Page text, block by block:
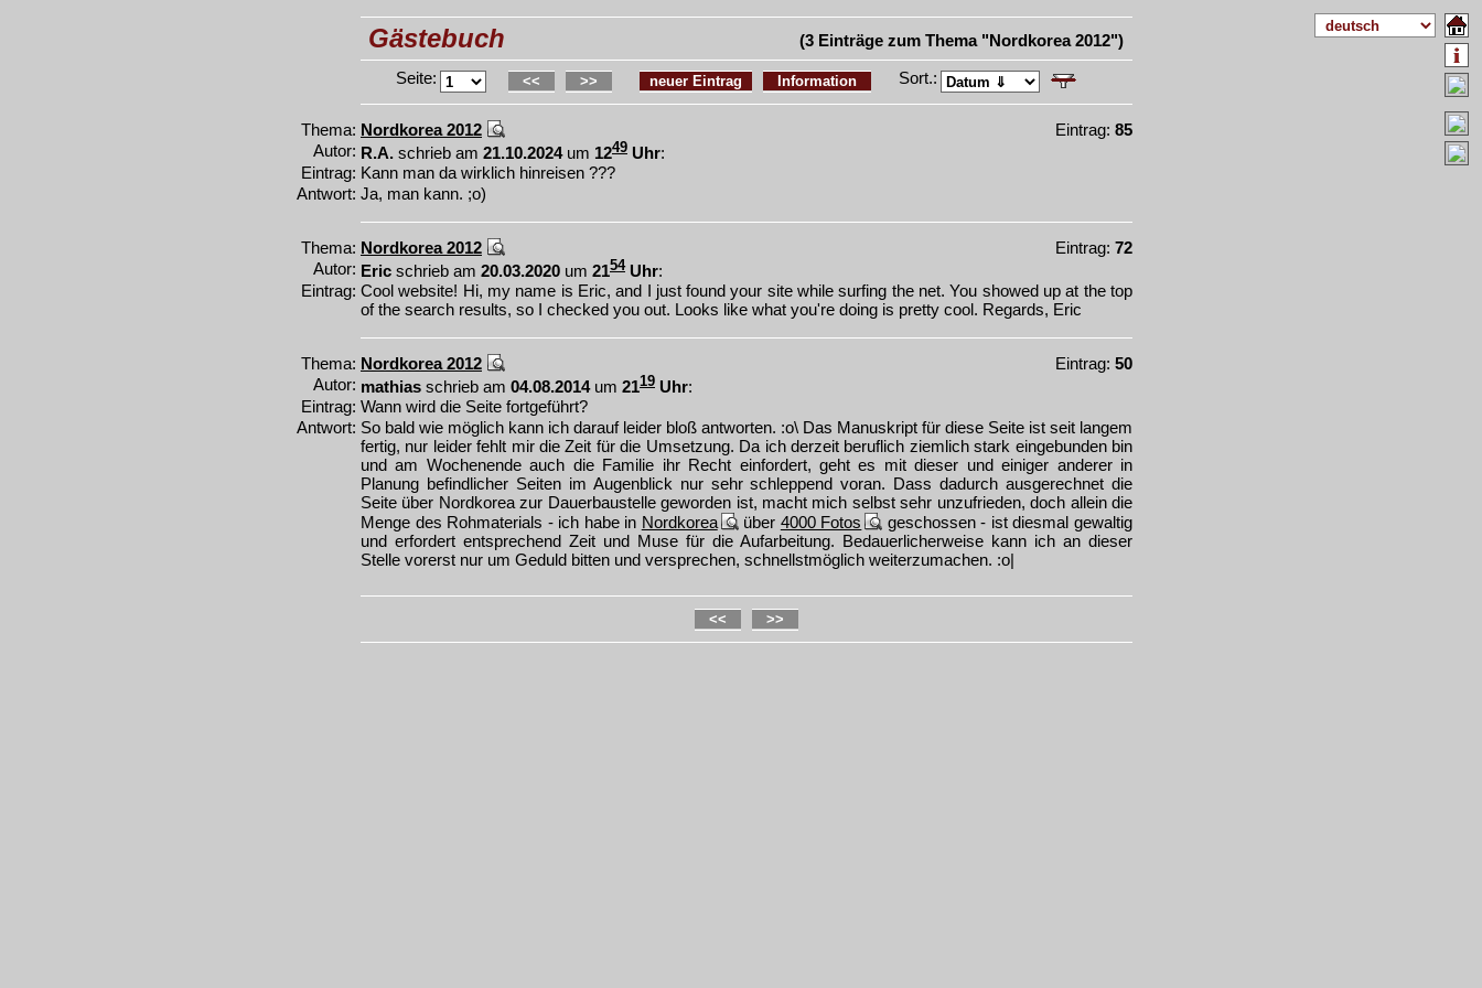
Gästebuch (3 Einträge zum Thema "Nordkorea 2012")
Seite:
<< >> neuer Eintrag Information Sort.:
Thema: Nordkorea 2012 Eintrag: 85
Autor: R.A. schrieb am 21.10.2024um 1249 Uhr:
Eintrag: Kann man da wirklich hinreisen ???
Antwort: Ja, man kann. ;o)
Thema: Nordkorea 2012 Eintrag: 72
Autor: Eric schrieb am 20.03.2020 um 2154Uhr:
Eintrag: Cool website! Hi, my name is Eric, and I just found your site while surfing the net. You showed up at the top
of the search results, so I checked you out. Looks like what you're doing is pretty cool. Regards, Eric
Thema: Nordkorea 2012 Eintrag: 50
Autor: mathias schrieb am 04.08.2014um 2119 Uhr:
Eintrag: Wann wird die Seite fortgeführt?
Antwort: So bald wie möglich kann ich darauf leider bloß antworten. :o\ Das Manuskript für diese Seite ist seit langem
fertig, nur leider fehlt mir die Zeit für die Umsetzung. Da ich derzeit beruflich ziemlich stark eingebunden bin
und am Wochenende auch die Familie ihr Recht einfordert, geht es mit dieser und einiger anderer in
Planung befindlicher Seiten im Augenblick nur sehr schleppend voran. Dass dadurch ausgerechnet die
Seite über Nordkorea zur Dauerbaustelle geworden ist, macht mich selbst sehr unzufrieden, doch allein die
Menge des Rohmaterials - ich habe in Nordkorea über 4000 Fotos
geschossen - ist diesmal gewaltig
und erfordert entsprechend Zeit und Muse für die Aufarbeitung. Bedauerlicherweise kann ich an dieser
Stelle vorerst nur um Geduld bitten und versprechen, schnellstmöglich weiterzumachen. :o|
<< >>